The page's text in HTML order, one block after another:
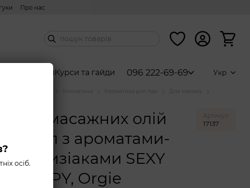
Про нас
набориКурси та гайди 096 222-69-69 Укр
Косметика Косметика для пар
Для масажу
Набір масажних олій
3х30 мл з ароматами-
SEXY
THERAPY, Orgie
Артикул
17137
осіб.